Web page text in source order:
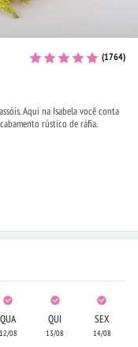
(1764)
Aqui na Isabela você conta
rústico de ráfia.
QUA
12/08
QUI
13/08
SEX
14/08